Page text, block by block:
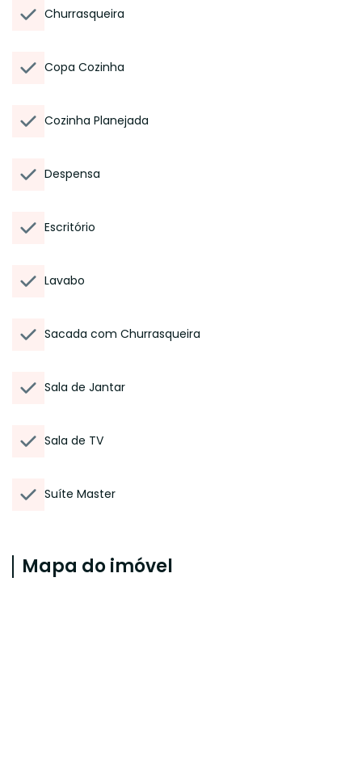
Churrasqueira
Copa Cozinha
Cozinha Planejada
Despensa
Escritório
Lavabo
Sacada com Churrasqueira
Sala de Jantar
Sala de TV
Suíte Master
Mapa do imóvel